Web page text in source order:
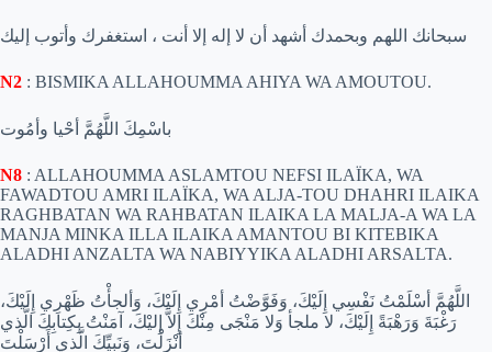
سبحانك اللهم وبحمدك أشهد أن لا إله إلا أنت ، استغفرك وأتوب إليك
N2 : BISMIKA ALLAHOUMMA AHIYA WA AMOUTOU.
باسْمِكَ اللَّهُمَّ أحْيا وأمُوت
N8 : ALLAHOUMMA ASLAMTOU NEFSI ILAÏKA, WA
FAWADTOU AMRI ILAÏKA, WA ALJA-TOU DHAHRI ILAIKA
RAGHBATAN WA RAHBATAN ILAIKA LA MALJA-A WA LA
MANJA MINKA ILLA ILAIKA AMANTOU BI KITEBIKA
ALADHI ANZALTA WA NABIYYIKA ALADHI ARSALTA.
اللَّهُمَّ أسْلَمْتُ نَفْسِي إِلَيْكَ، وَفَوَّضْتُ أمْرِي إِلَيْكَ، وَألجأْتُ ظَهْرِي إِلَيْكَ،
رَغْبَةَ وَرَهْبَةً إِلَيْكَ، لا ملجأ وَلا مَنْجَى مِنْكَ إِلاَّ إِليْكَ، آمَنْتُ بِكِتابِكَ الَّذي
أنْزَلْتَ، وَنَبِيِّكَ الَّذي أَرْسَلْتَ